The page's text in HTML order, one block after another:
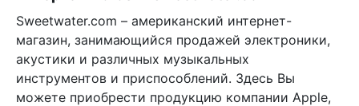
Sweetwater.com – американский интернет-
магазин, занимающийся продажей электроники,
акустики и различных музыкальных
инструментов и приспособлений. Здесь Вы
можете приобрести продукцию компании Apple,